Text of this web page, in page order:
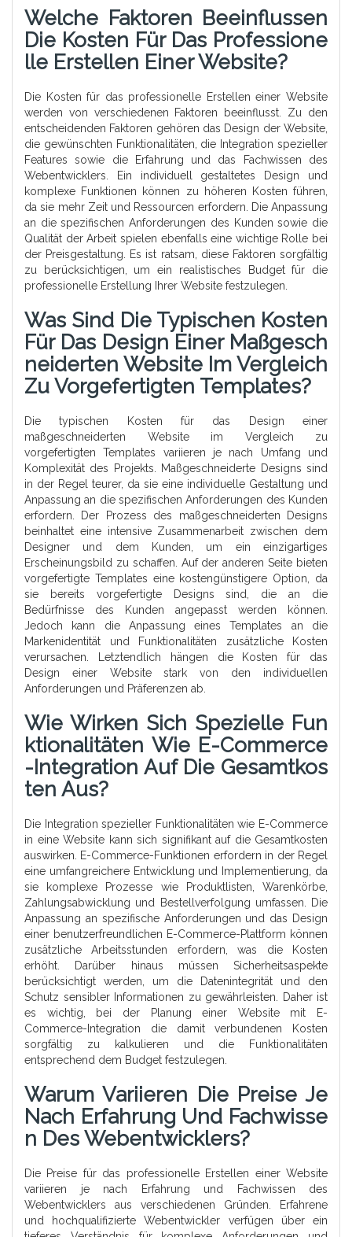
Welche Faktoren Beeinflussen
Die Kosten Für Das Professione
Lle Erstellen Einer Website?
Die Kosten für das professionelle Erstellen einer Website
werden von verschiedenen Faktoren beeinflusst. Zu den
entscheidenden Faktoren gehören das Design der Website,
die gewünschten Funktionalitäten, die Integration spezieller
Features sowie die Erfahrung und das Fachwissen des
Webentwicklers. Ein individuell gestaltetes Design und
komplexe Funktionen können zu höheren Kosten führen,
da sie mehr Zeit und Ressourcen erfordern. Die Anpassung
an die spezifischen Anforderungen des Kunden sowie die
Qualität der Arbeit spielen ebenfalls eine wichtige Rolle bei
der Preisgestaltung. Es ist ratsam, diese Faktoren sorgfältig
zu berücksichtigen, um ein realistisches Budget für die
professionelle Erstellung Ihrer Website festzulegen.
Was Sind Die Typischen Kosten
Für Das Design Einer Maßgesch
Neiderten Website Im Vergleich
Zu Vorgefertigten Templates?
Die typischen Kosten für das Design einer
maßgeschneiderten Website im Vergleich zu
vorgefertigten Templates variieren je nach Umfang und
Komplexität des Projekts. Maßgeschneiderte Designs sind
in der Regel teurer, da sie eine individuelle Gestaltung und
Anpassung an die spezifischen Anforderungen des Kunden
erfordern. Der Prozess des maßgeschneiderten Designs
beinhaltet eine intensive Zusammenarbeit zwischen dem
Designer und dem Kunden, um ein einzigartiges
Erscheinungsbild zu schaffen. Auf der anderen Seite bieten
vorgefertigte Templates eine kostengünstigere Option, da
sie bereits vorgefertigte Designs sind, die an die
Bedürfnisse des Kunden angepasst werden können.
Jedoch kann die Anpassung eines Templates an die
Markenidentität und Funktionalitäten zusätzliche Kosten
verursachen. Letztendlich hängen die Kosten für das
Design einer Website stark von den individuellen
Anforderungen und Präferenzen ab.
Wie Wirken Sich Spezielle Fun
Ktionalitäten Wie E-Commerce
-Integration Auf Die Gesamtkos
Ten Aus?
Die Integration spezieller Funktionalitäten wie E-Commerce
in eine Website kann sich signifikant auf die Gesamtkosten
auswirken. E-Commerce-Funktionen erfordern in der Regel
eine umfangreichere Entwicklung und Implementierung, da
sie komplexe Prozesse wie Produktlisten, Warenkörbe,
Zahlungsabwicklung und Bestellverfolgung umfassen. Die
Anpassung an spezifische Anforderungen und das Design
einer benutzerfreundlichen E-Commerce-Plattform können
zusätzliche Arbeitsstunden erfordern, was die Kosten
erhöht. Darüber hinaus müssen Sicherheitsaspekte
berücksichtigt werden, um die Datenintegrität und den
Schutz sensibler Informationen zu gewährleisten. Daher ist
es wichtig, bei der Planung einer Website mit E-
Commerce-Integration die damit verbundenen Kosten
sorgfältig zu kalkulieren und die Funktionalitäten
entsprechend dem Budget festzulegen.
Warum Variieren Die Preise Je
Nach Erfahrung Und Fachwisse
N Des Webentwicklers?
Die Preise für das professionelle Erstellen einer Website
variieren je nach Erfahrung und Fachwissen des
Webentwicklers aus verschiedenen Gründen. Erfahrene
und hochqualifizierte Webentwickler verfügen über ein